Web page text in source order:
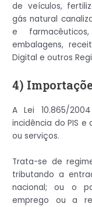
de veículos,
gás natural
e
embalagens,
Digital e outros
4)
A Lei 10.865/
incidência do PIS e
ou serviços.
Trata-se de
tributando a
nacional; ou o
emprego ou a